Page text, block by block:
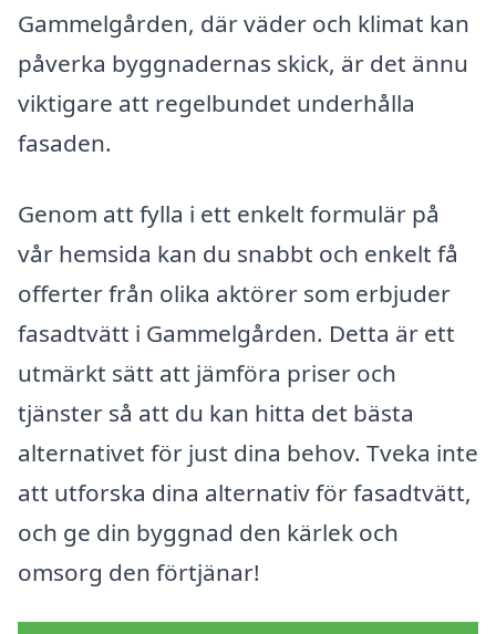
Gammelgården, där väder och klimat kan
påverka byggnadernas skick, är det ännu
viktigare att regelbundet underhålla
fasaden.
Genom att fylla i ett enkelt formulär på
vår hemsida kan du snabbt och enkelt få
offerter från olika aktörer som erbjuder
fasadtvätt i Gammelgården. Detta är ett
utmärkt sätt att jämföra priser och
tjänster så att du kan hitta det bästa
alternativet för just dina behov. Tveka inte
att utforska dina alternativ för fasadtvätt,
och ge din byggnad den kärlek och
omsorg den förtjänar!